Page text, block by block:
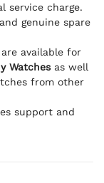
service charge.
genuine spare
available for
Watchesas well
from other
support and